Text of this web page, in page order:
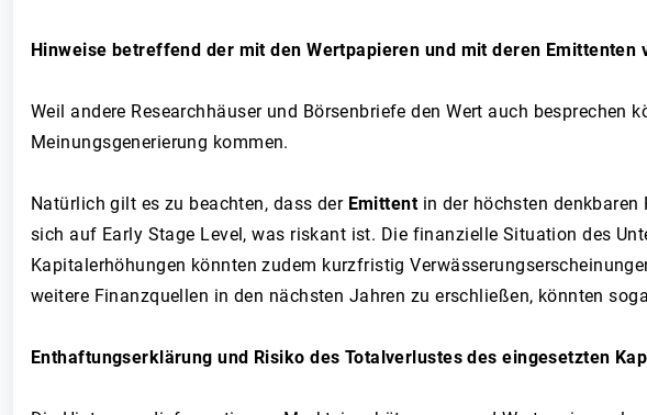
Hinweise betreffend der mit den Wertpapieren und mit deren Emittenten
Weil andere Researchhäuser und Börsenbriefe den Wert auch
Meinungsgenerierung kommen.
Natürlich gilt es zu beachten, dass der Emittentin der höchsten denkbaren
sich auf Early Stage Level, was riskant ist. Die finanzielle Situation des
Kapitalerhöhungen könnten zudem kurzfristig
weitere Finanzquellen in den nächsten Jahren zu erschließen, könnten
Enthaftungserklärung und Risiko des Totalverlustes des eingesetzten